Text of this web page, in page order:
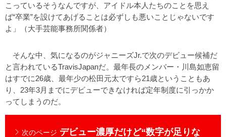
こっているそうなんですが、アイドル本人たちのことを思え
ば“卒業”を設けてあげることは必ずしも悪いことじゃないです
よ」（大手芸能事務所関係者）
そんな中、気になるのがジャニーズJr.で次のデビュー候補だ
と言われているTravisJapanだ。最年長のメンバー・川島如恵留
はすでに26歳、最年少の松田元太ですら21歳ということもあ
り、23年3月までにデビューできなければ定年制度に引っかか
ってしまうのだ。
次のページ デビュー濃厚だけど“数字が足りな